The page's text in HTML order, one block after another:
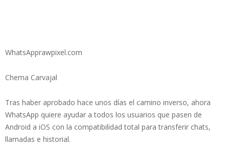
WhatsApprawpixel.com
Chema Carvajal
Tras haber aprobado hace unos días el camino inverso, ahora
WhatsApp quiere ayudar a todos los usuarios que pasen de
Android a iOS con la compatibilidad total para transferir chats,
llamadas e historial.